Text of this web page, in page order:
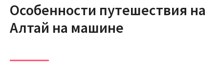
Особенности путешествия на
Алтай на машине